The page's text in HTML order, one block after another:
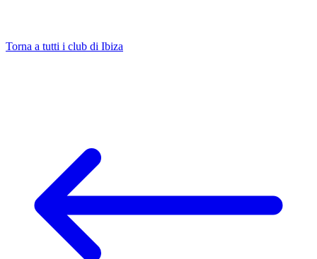
Torna a tutti i club di Ibiza